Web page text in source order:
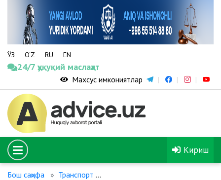
ЎЗ O‘Z RU EN
24/7 ҳуқуқий маслаҳат
Махсус имкониятлар
Кириш
Бош саҳифа Транспорт